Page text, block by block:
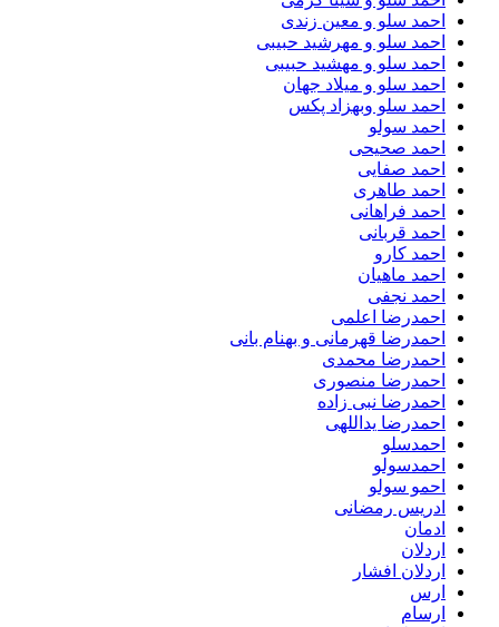
احمد سلو و معین زندی
احمد سلو و مهرشید حبیبی
احمد سلو و مهشید حبیبی
احمد سلو و میلاد جهان
احمد سلو وبهزاد پکس
احمد سولو
احمد صحیحی
احمد صفایی
احمد طاهری
احمد فراهانی
احمد قربانی
احمد کارو
احمد ماهیان
احمد نجفی
احمدرضا اعلمی
احمدرضا قهرمانی و بهنام بانی
احمدرضا محمدی
احمدرضا منصوری
احمدرضا نبی زاده
احمدرضا یداللهی
احمدسلو
احمدسولو
احمو سولو
ادریس رمضانی
ادمان
اردلان
اردلان افشار
ارس
ارسام